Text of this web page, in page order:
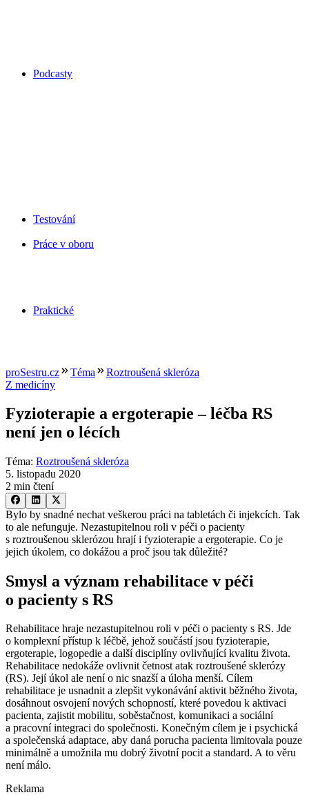
Podcasty
Testování
Práce v oboru
Praktické
proSestru.cz Téma
Roztroušená skleróza
Z medicíny
Fyzioterapie a ergoterapie –⁠ léčba RS
není jen o lécích
Téma: Roztroušená skleróza
5. listopadu 2020
2 min čtení
Bylo by snadné nechat veškerou práci na tabletách či injekcích. Tak
to ale nefunguje. Nezastupitelnou roli v péči o pacienty
s roztroušenou sklerózou hrají i fyzioterapie a ergoterapie. Co je
jejich úkolem, co dokážou a proč jsou tak důležité?
Smysl a význam rehabilitace v péči
o pacienty s RS
Rehabilitace hraje nezastupitelnou roli v péči o pacienty s RS. Jde
o komplexní přístup k léčbě, jehož součástí jsou fyzioterapie,
ergoterapie, logopedie a další disciplíny ovlivňující kvalitu života.
Rehabilitace nedokáže ovlivnit četnost atak roztroušené sklerózy
(RS). Její úkol ale není o nic snazší a úloha menší. Cílem
rehabilitace je usnadnit a zlepšit vykonávání aktivit běžného života,
dosáhnout osvojení nových schopností, které povedou k aktivaci
pacienta, zajistit mobilitu, soběstačnost, komunikaci a sociální
a pracovní integraci do společnosti. Konečným cílem je i psychická
a společenská adaptace, aby daná porucha pacienta limitovala pouze
minimálně a umožnila mu dobrý životní pocit a standard. A to věru
není málo.
Reklama